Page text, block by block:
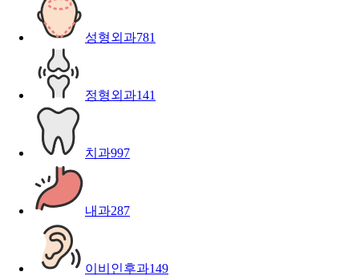
성형외과781
정형외과141
치과997
내과287
이비인후과149